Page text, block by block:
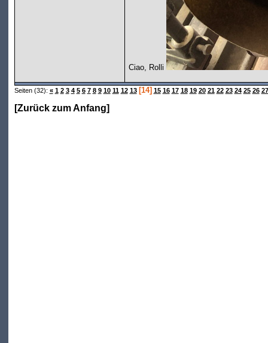
Ciao, Rolli
Seiten (32): « 1 2 3 4 5 6 7 8 9 10 11 12 13 [14] 15 16 17 18 19 20 21 22 23 24 25 26 27
[Zurück zum Anfang]